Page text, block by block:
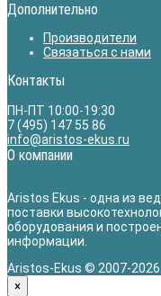
Дополнительно
Производители
Связаться с нами
Контакты
ПН-ПТ 10:00-19:30
7 (495) 147 55 86
info@aristos-ekus.ru
О компании
Aristos Ekus - одна из
поставки
оборудования и
информации.
Aristos-Ekus © 2007-2026
×